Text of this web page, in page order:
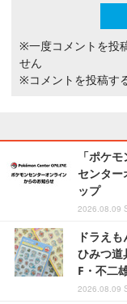
※一度コメントを投
せん
※コメントを投稿す
「ポケ
センター
ップ
2026.08.09
ドラえ
ひみつ道
F・不二
2026.08.09